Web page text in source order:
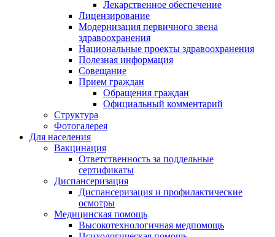
Лекарственное обеспечение
Лицензирование
Модернизация первичного звена
здравоохранения
Национальные проекты здравоохранения
Полезная информация
Совещание
Прием граждан
Обращения граждан
Официальный комментарий
Структура
Фотогалерея
Для населения
Вакцинация
Ответственность за поддельные
сертификаты
Диспансеризация
Диспансеризация и профилактические
осмотры
Медицинская помощь
Высокотехнологичная медпомощь